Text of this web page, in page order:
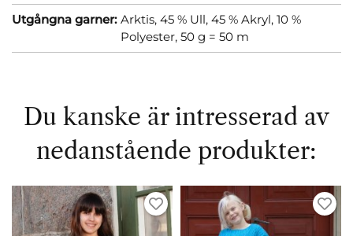
Utgångna garner: Arktis, 45 % Ull, 45 % Akryl, 10 %
Polyester, 50 g = 50 m
Du kanske är intresserad av
nedanstående produkter: